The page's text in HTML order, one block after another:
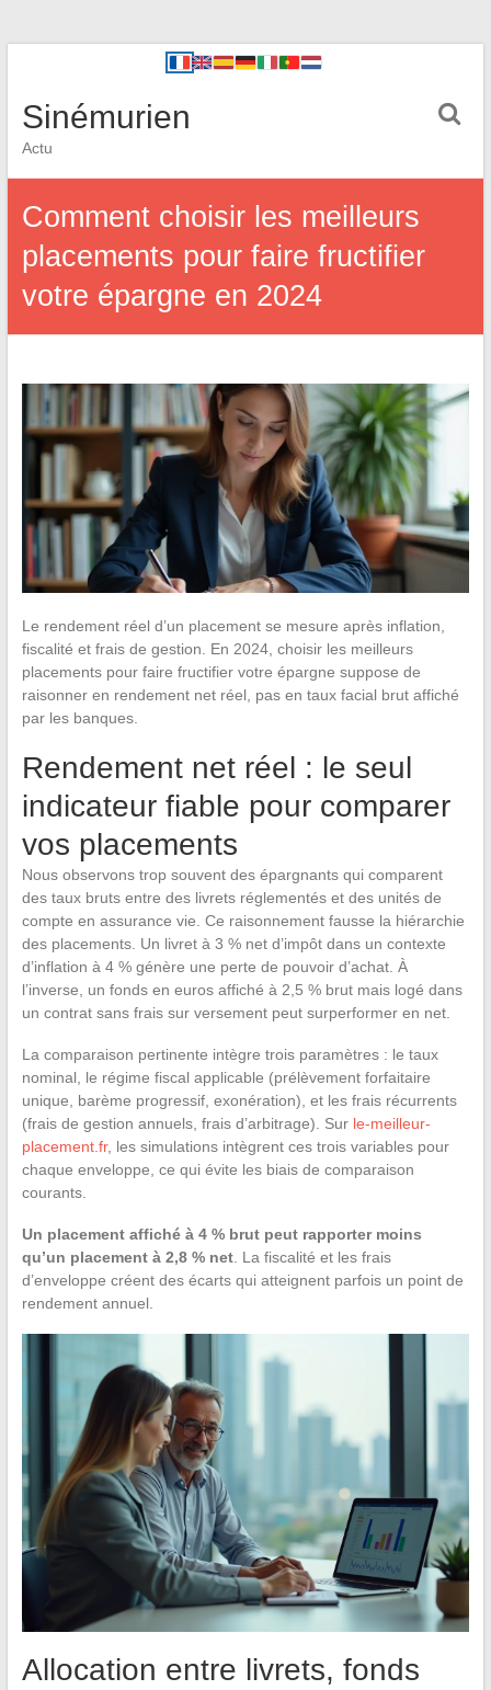
Sinémurien
Actu
Comment choisir les meilleurs
placements pour faire fructifier
votre épargne en 2024
Le rendement réel d’un placement se mesure après inflation,
fiscalité et frais de gestion. En 2024, choisir les meilleurs
placements pour faire fructifier votre épargne suppose de
raisonner en rendement net réel, pas en taux facial brut affiché
par les banques.
Rendement net réel : le seul
indicateur fiable pour comparer
vos placements
Nous observons trop souvent des épargnants qui comparent
des taux bruts entre des livrets réglementés et des unités de
compte en assurance vie. Ce raisonnement fausse la hiérarchie
des placements. Un livret à 3 % net d’impôt dans un contexte
d’inflation à 4 % génère une perte de pouvoir d’achat. À
l’inverse, un fonds en euros affiché à 2,5 % brut mais logé dans
un contrat sans frais sur versement peut surperformer en net.
La comparaison pertinente intègre trois paramètres : le taux
nominal, le régime fiscal applicable (prélèvement forfaitaire
unique, barème progressif, exonération), et les frais récurrents
(frais de gestion annuels, frais d’arbitrage). Sur le-meilleur-
placement.fr, les simulations intègrent ces trois variables pour
chaque enveloppe, ce qui évite les biais de comparaison
courants.
Un placement affiché à 4 % brut peut rapporter moins
qu’un placement à 2,8 % net. La fiscalité et les frais
d’enveloppe créent des écarts qui atteignent parfois un point de
rendement annuel.
Allocation entre livrets, fonds